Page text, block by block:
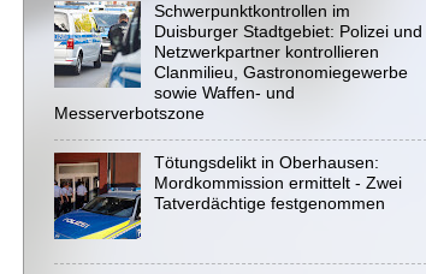
Schwerpunktkontrollen im
Duisburger Stadtgebiet: Polizei und
Netzwerkpartner kontrollieren
Clanmilieu, Gastronomiegewerbe
sowie Waffen- und
Messerverbotszone
Tötungsdelikt in Oberhausen:
Mordkommission ermittelt - Zwei
Tatverdächtige festgenommen